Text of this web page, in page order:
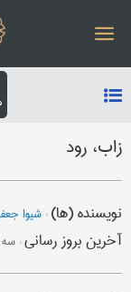
زاب، رود
نویسنده (ها): شیوا
آخرین بروز رسانی: سه